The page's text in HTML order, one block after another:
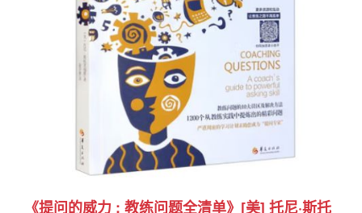
《提问的威力 : 教练问题全清单》[美] 托尼·斯托